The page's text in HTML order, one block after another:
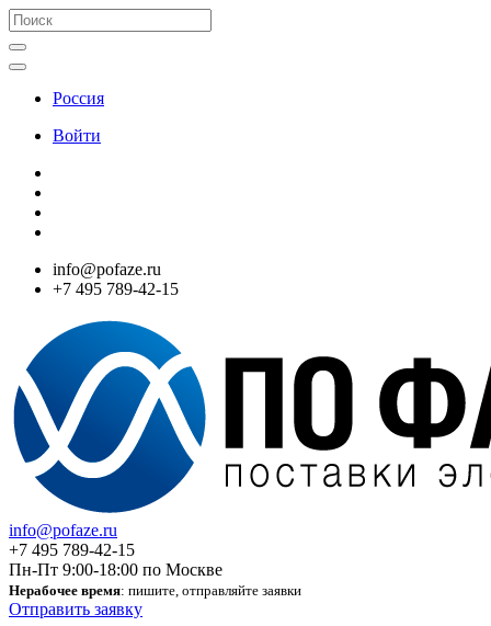
Россия
Войти
info@pofaze.ru
+7 495 789-42-15
info@pofaze.ru
+7 495 789-42-15
Пн-Пт 9:00-18:00 по Москве
Нерабочее время: пишите, отправляйте заявки
Отправить заявку